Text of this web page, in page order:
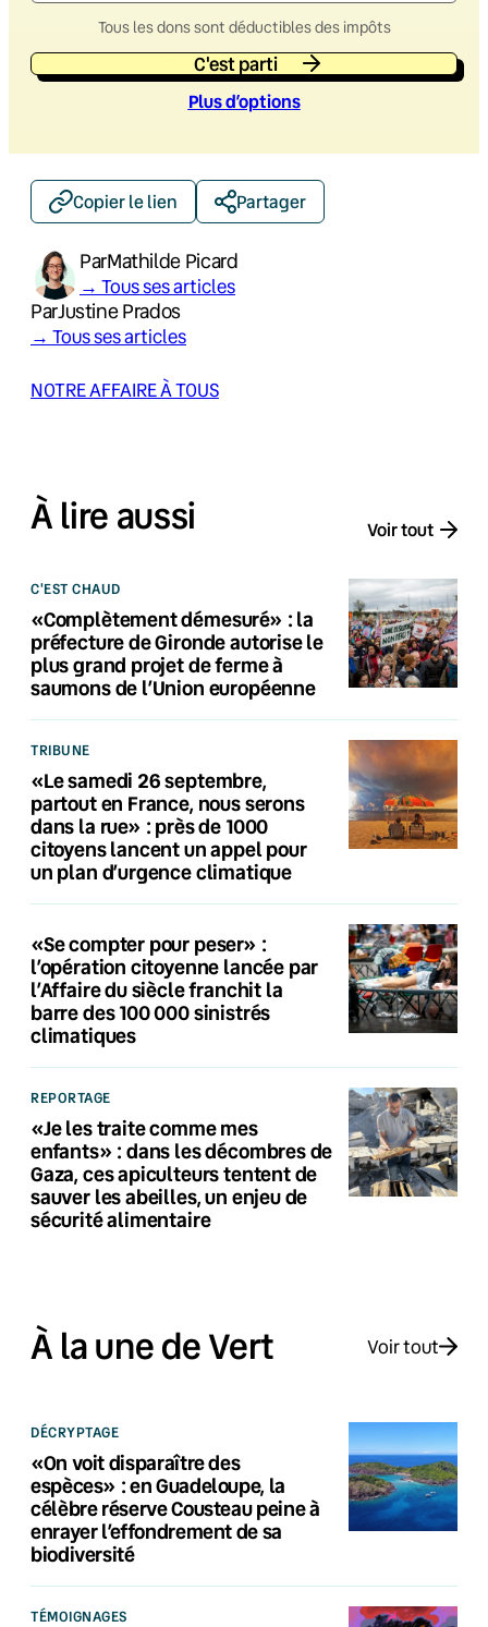
Tous les dons sont déductibles des impôts
C'est parti
Plus d’options
Copier le lien Partager
ParMathilde Picard
→ Tous ses articles
ParJustine Prados
→ Tous ses articles
NOTRE AFFAIRE À TOUS
À lire aussi Voir tout
C'EST CHAUD
«Complètement démesuré» : la
préfecture de Gironde autorise le
plus grand projet de ferme à
saumons de l’Union européenne
TRIBUNE
«Le samedi 26 septembre,
partout en France, nous serons
dans la rue» : près de 1000
citoyens lancent un appel pour
un plan d’urgence climatique
«Se compter pour peser» :
l’opération citoyenne lancée par
l’Affaire du siècle franchit la
barre des 100 000 sinistrés
climatiques
REPORTAGE
«Je les traite comme mes
enfants» : dans les décombres de
Gaza, ces apiculteurs tentent de
sauver les abeilles, un enjeu de
sécurité alimentaire
À la une de Vert Voir tout
DÉCRYPTAGE
«On voit disparaître des
espèces» : en Guadeloupe, la
célèbre réserve Cousteau peine à
enrayer l’effondrement de sa
biodiversité
TÉMOIGNAGES